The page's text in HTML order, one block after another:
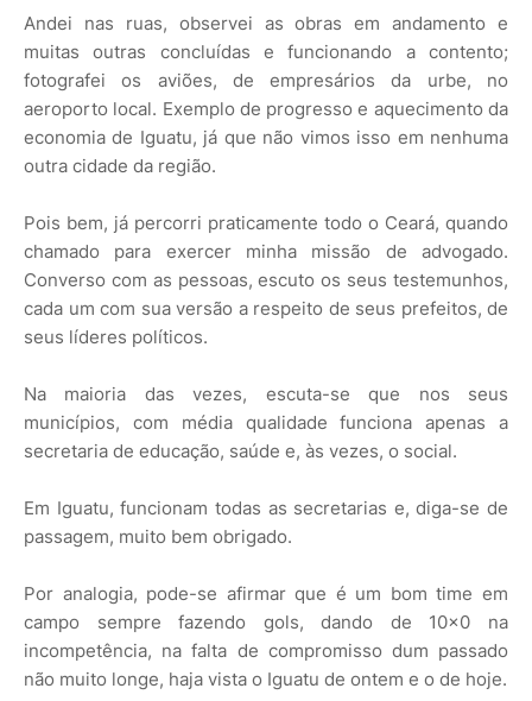
Andei nas ruas, observei as obras em andamento e
muitas outras concluídas e funcionando a contento;
fotografei os aviões, de empresários da urbe, no
aeroporto local. Exemplo de progresso e aquecimento da
economia de Iguatu, já que não vimos isso em nenhuma
outra cidade da região.
Pois bem, já percorri praticamente todo o Ceará, quando
chamado para exercer minha missão de advogado.
Converso com as pessoas, escuto os seus testemunhos,
cada um com sua versão a respeito de seus prefeitos, de
seus líderes políticos.
Na maioria das vezes, escuta-se que nos seus
municípios, com média qualidade funciona apenas a
secretaria de educação, saúde e, às vezes, o social.
Em Iguatu, funcionam todas as secretarias e, diga-se de
passagem, muito bem obrigado.
Por analogia, pode-se afirmar que é um bom time em
campo sempre fazendo gols, dando de 10x0 na
incompetência, na falta de compromisso dum passado
não muito longe, haja vista o Iguatu de ontem e o de hoje.